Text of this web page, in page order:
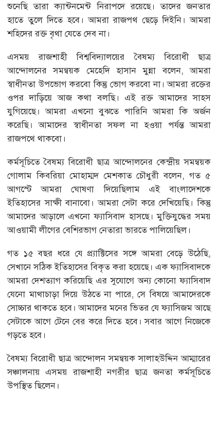
শুনেছি তারা ক্যান্টনমেন্ট নিরাপদে রয়েছে। তাদের জনতার
হাতে তুলে দিতে হবে। আমরা রাজপথ ছেড়ে দিইনি। আমরা
শহিদের রক্ত বৃথা যেতে দেব না।
এসময় রাজশাহী বিশ্ববিদ্যালয়ের বৈষম্য বিরোধী ছাত্র
আন্দোলনের সমন্বয়ক মেহেদি হাসান মুন্না বলেন, আমরা
স্বাধীনতা উপভোগ করবো কিন্তু ভোগ করবো না। আমরা রক্তের
ওপর দাড়িয়ে আজ কথা বলছি। এই রক্ত আমাদের সাহস
যুগিয়েছে। আমরা এখনো বুঝতে পারিনি আমরা কি অর্জন
করেছি। আমাদের স্বাধীনতা সফল না হওয়া পর্যন্ত আমরা
রাজপথে থাকবো।
কর্মসূচিতে বৈষম্য বিরোধী ছাত্র আন্দোলনের কেন্দ্রীয় সমন্বয়ক
গোলাম কিবরিয়া মোহাম্মদ মেশকাত চৌধুরী বলেন, গত ৫
আগস্টে আমরা ঘোষণা দিয়েছিলাম এই বাংলাদেশকে
ইতিহাসের সাক্ষী বানাবো। আমরা সেটা করে দেখিয়েছি। কিন্তু
আমাদের আড়ালে এখনো ফ্যাসিবাদ হাসছে। মুক্তিযুদ্ধের সময়
আওয়ামী লীগের বেশিরভাগ নেতারা ভারতে পালিয়েছিল।
গত ১৫ বছর ধরে যে প্র্যাক্টিসের সঙ্গে আমরা বেড়ে উঠেছি,
সেখানে সঠিক ইতিহাসের বিকৃত করা হয়েছে। এক ফ্যাসিবাদকে
আমরা দেশত্যাগ করিয়েছি এর সুযোগে অন্য কোনো ফ্যাসিবাদ
যেনো মাথাচাড়া দিয়ে উঠতে না পারে, সে বিষয়ে আমাদেরকে
সোচ্চার থাকতে হবে। আমাদের মনের ভিতর যে ফ্যাসিজম আছে
সেটাকে আগে টেনে বের করে দিতে হবে। সবার আগে নিজেকে
গড়তে হবে।
বৈষম্য বিরোধী ছাত্র আন্দোলন সমন্বয়ক সালাহউদ্দিন আম্মারের
সঞ্চালনায় এসময় রাজশাহী নগরীর ছাত্র জনতা কর্মসূচিতে
উপস্থিত ছিলেন।